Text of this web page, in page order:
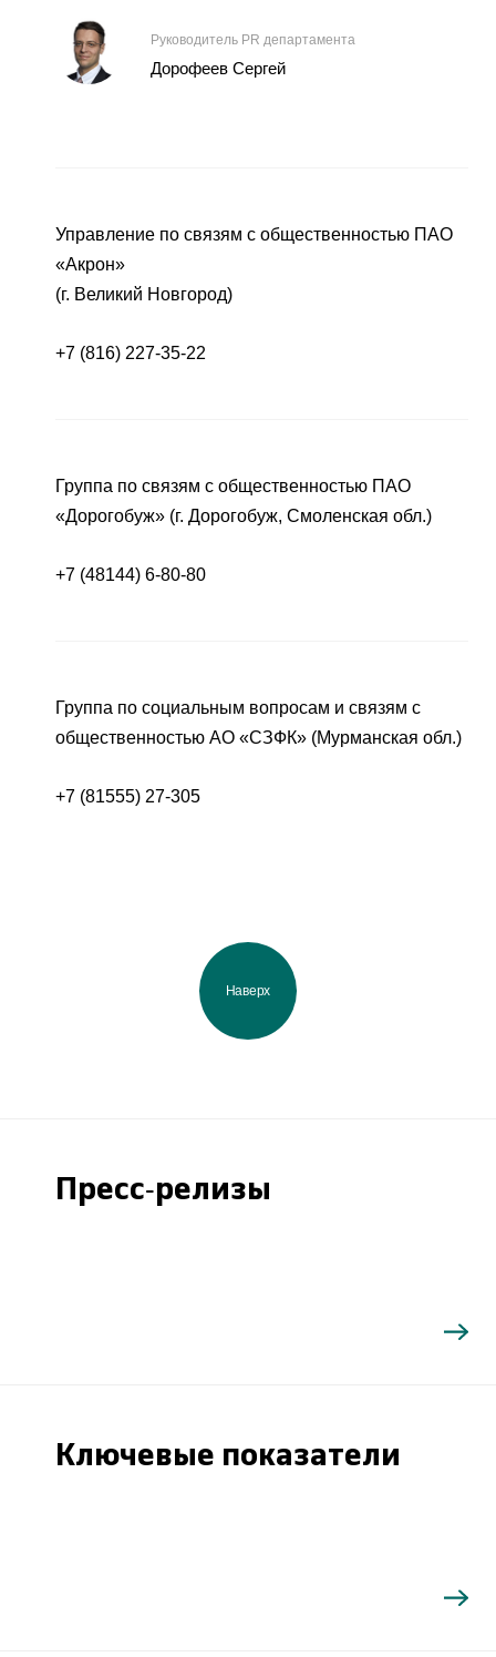
Руководитель PR департамента
Дорофеев Сергей
Управление по связям с общественностью ПАО
«Акрон»
(г. Великий Новгород)
+7 (816) 227-35-22
Группа по связям с общественностью ПАО
«Дорогобуж» (г. Дорогобуж, Смоленская обл.)
+7 (48144) 6-80-80
Группа по социальным вопросам и связям с
общественностью АО «СЗФК» (Мурманская обл.)
+7 (81555) 27-305
Наверх
Пресс-релизы
Ключевые показатели